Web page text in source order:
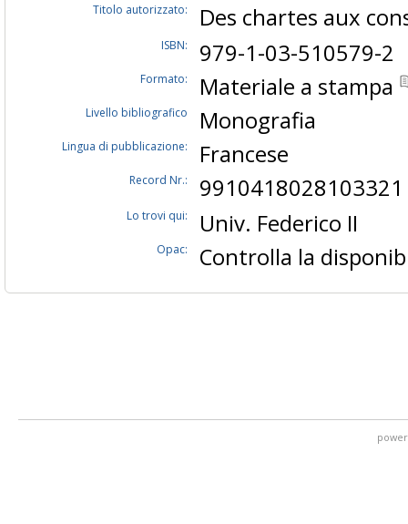
Titolo autorizzato: Des chartes aux
ISBN: 979-1-03-510579-2
Formato: Materiale a stampa
Livello bibliografico Monografia
Lingua di pubblicazione: Francese
Record Nr.: 9910418028103321
Lo trovi qui: Univ. Federico II
Opac: Controlla la